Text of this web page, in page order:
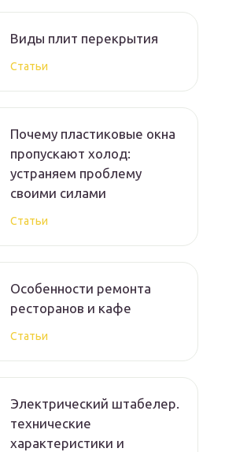
Виды плит перекрытия
Статьи
Почему пластиковые окна
пропускают холод:
устраняем проблему
своими силами
Статьи
Особенности ремонта
ресторанов и кафе
Статьи
Электрический штабелер.
технические
характеристики и